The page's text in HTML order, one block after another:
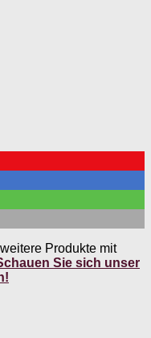
Produkte mit
Sie sich unser